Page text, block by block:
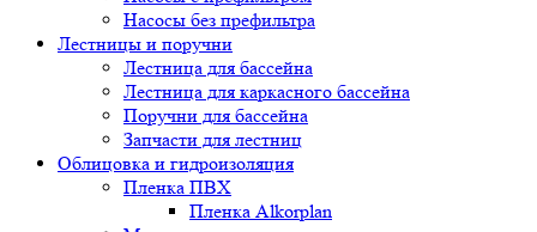
Насосы без префильтра
Лестницы и поручни
Лестница для бассейна
Лестница для каркасного бассейна
Поручни для бассейна
Запчасти для лестниц
Облицовка и гидроизоляция
Пленка ПВХ
Пленка Alkorplan